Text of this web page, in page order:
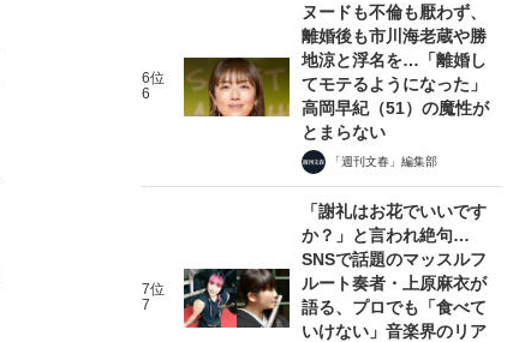
6位
6
ヌードも不倫も厭わず、
離婚後も市川海老蔵や勝
地涼と浮名を…「離婚し
てモテるようになった」
高岡早紀（51）の魔性が
とまらない
「週刊文春」編集部
7位
7
「謝礼はお花でいいです
か？」と言われ絶句…
SNSで話題のマッスルフ
ルート奏者・上原麻衣が
語る、プロでも「食べて
いけない」音楽界のリア